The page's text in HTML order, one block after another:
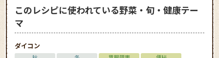
このレシピに使われている野菜・旬・健康テー
マ
ダイコン